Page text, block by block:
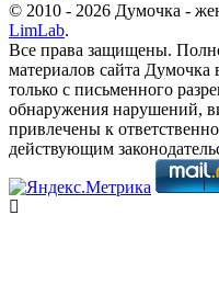
© 2010 - 2026 Думочка -
LimLab.
Все права защищены.
материалов сайта Думочка
только с письменного
обнаружения нарушений,
привлечены к
действующим